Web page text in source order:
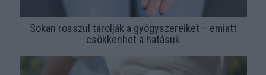
Sokan rosszul tárolják a gyógyszereiket – emiatt
csökkenhet a hatásuk